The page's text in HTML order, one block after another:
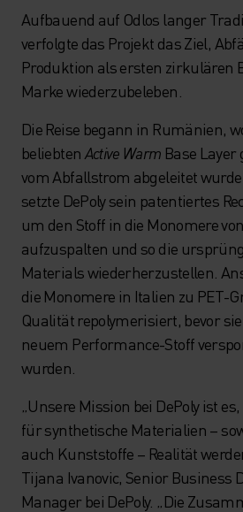
Aufbauend auf Odlos langer
verfolgte das Projekt das Ziel,
Produktion als ersten zirkulären
Marke wiederzubeleben.
Die Reise begann in Rumänien,
beliebten Active Warm Base
vom Abfallstrom abgeleitet
setzte DePoly sein patentiertes
um den Stoff in die Monomere
aufzuspalten und so die
Materials wiederherzustellen.
die Monomere in Italien zu PET-
Qualität repolymerisiert, bevor
neuem Performance-Stoff
wurden.
„Unsere Mission bei DePoly ist
für synthetische Materialien –
auch Kunststoffe – Realität
Tijana Ivanovic, Senior Business
Manager bei DePoly. „Die